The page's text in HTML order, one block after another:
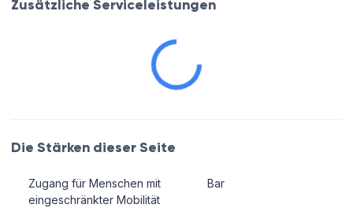
Zusätzliche Serviceleistungen
Die Stärken dieser Seite
Zugang für Menschen mit
eingeschränkter Mobilität
Bar